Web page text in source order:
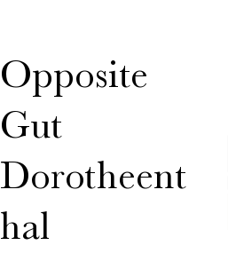
Opposite
Gut
Dorotheent
hal